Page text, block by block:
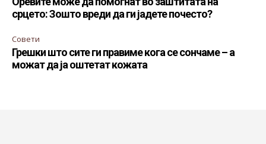
срцето: Зошто вреди да ги јадете почесто?
Совети
Грешки што сите ги правиме кога се сончаме – а
можат да ја оштетат кожата